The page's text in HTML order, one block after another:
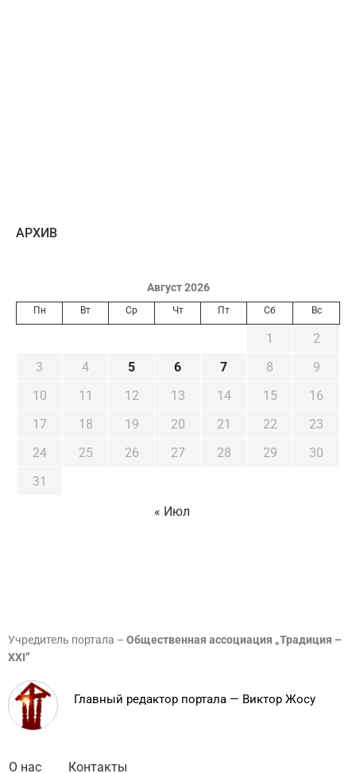
AРХИВ
Август 2026
Пн Вт Ср Чт Пт Сб Вс
1
2
3
4 5 6 7 8
9
10
11 12 13 14 15
16
17
18 19 20 21 22
23
24
25 26 27 28 29
30
31
« Июл
Учредитель портала – Общественная ассоциация „Традиция –
XXI”
Главный редактор портала — Виктор Жосу
О нас Контакты